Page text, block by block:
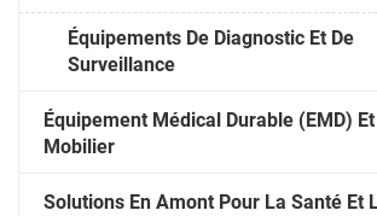
Équipements De Diagnostic Et De
Surveillance
Équipement Médical Durable (EMD) Et
Mobilier
Solutions En Amont Pour La Santé Et